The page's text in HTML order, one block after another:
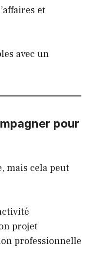
et
avec un
pour
mais cela peut
projet
professionnelle